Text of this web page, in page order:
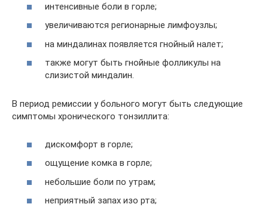
интенсивные боли в горле;
увеличиваются регионарные лимфоузлы;
на миндалинах появляется гнойный налет;
также могут быть гнойные фолликулы на
слизистой миндалин.
В период ремиссии у больного могут быть следующие
симптомы хронического тонзиллита:
дискомфорт в горле;
ощущение комка в горле;
небольшие боли по утрам;
неприятный запах изо рта;